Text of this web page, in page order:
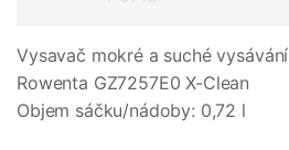
Vysavač mokré a suché vysávání
Rowenta GZ7257E0 X-Clean
Objem sáčku/nádoby: 0,72 l